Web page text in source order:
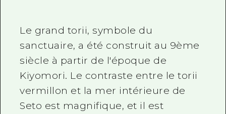
Le grand torii, symbole du
sanctuaire, a été construit au 9ème
siècle à partir de l'époque de
Kiyomori. Le contraste entre le torii
vermillon et la mer intérieure de
Seto est magnifique, et il est